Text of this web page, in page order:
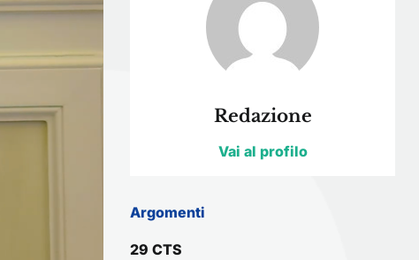
Redazione
Vai al profilo
Argomenti
29 CTS